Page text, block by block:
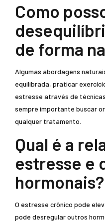
Como
de forma
Algumas abordagens
equilibrada, praticar
estresse através de
sempre importante buscar
qualquer tratamento.
Qual é a
estresse e
hormonais?
O estresse crônico pode
pode desregular outros